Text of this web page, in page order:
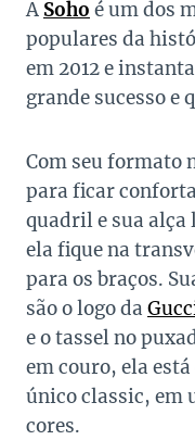
A Soho é um dos
populares da
em 2012 e
grande sucesso e
Com seu formato
para ficar
quadril e sua alça
ela fique na
para os braços.
são o logo da
e o tassel no
em couro, ela
único classic, em
cores.